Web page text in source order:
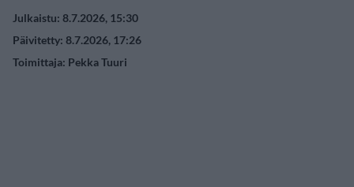
Julkaistu: 8.7.2026, 15:30
Päivitetty: 8.7.2026, 17:26
Toimittaja: Pekka Tuuri